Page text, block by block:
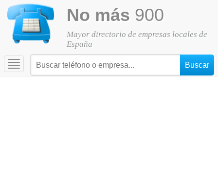
No más 900
Mayor directorio de empresas locales de
España
Toggle
navigation